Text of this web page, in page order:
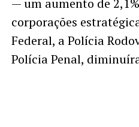
corporações
Federal, a Polícia
Polícia Penal,